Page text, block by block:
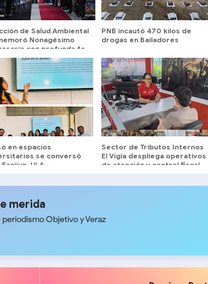
de Salud Ambiental
Nonagésimo
con profunda fe
en la Catedral de
PNB incautó 470 kilos de
drogas en Bailadores
en espacios
se conversó
Facijup-ULA
Sector de Tributos Internos
El Vigía despliega operativos
de atención y control fiscal
merida
periodismo Objetivo y Veraz